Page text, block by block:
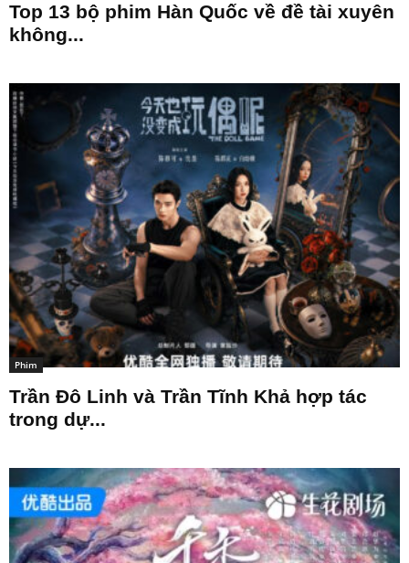
Top 13 bộ phim Hàn Quốc về đề tài xuyên
không...
Phim
Trần Đô Linh và Trần Tĩnh Khả hợp tác
trong dự...